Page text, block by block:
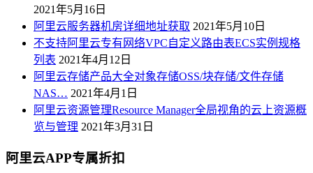
2021年5月16日
阿里云服务器机房详细地址获取 2021年5月10日
不支持阿里云专有网络VPC自定义路由表ECS实例规格
列表 2021年4月12日
阿里云存储产品大全对象存储OSS/块存储/文件存储
NAS… 2021年4月1日
阿里云资源管理Resource Manager全局视角的云上资源概
览与管理 2021年3月31日
阿里云APP专属折扣